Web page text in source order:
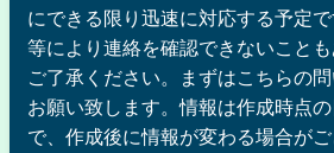
にできる限り迅速に対応する予定
等により連絡を確認できないことも
ご了承ください。まずはこちらの
お願い致します。情報は作成時点
で、作成後に情報が変わる場合が